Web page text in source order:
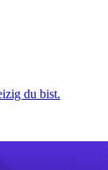
du bist.